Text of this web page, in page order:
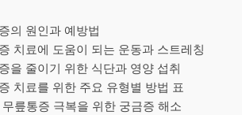
의 원인과 예방법
치료에 도움이 되는 운동과 스트레칭
을 줄이기 위한 식단과 영양 섭취
치료를 위한 주요 유형별 방법 표
릎통증 극복을 위한 궁금증 해소